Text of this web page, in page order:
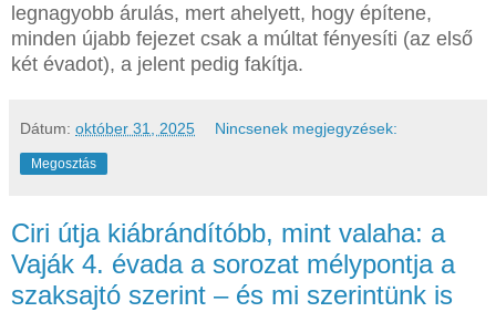
legnagyobb árulás, mert ahelyett, hogy építene,
minden újabb fejezet csak a múltat fényesíti (az első
két évadot), a jelent pedig fakítja.
Dátum: október 31, 2025 Nincsenek megjegyzések:
Megosztás
Ciri útja kiábrándítóbb, mint valaha: a
Vaják 4. évada a sorozat mélypontja a
szaksajtó szerint – és mi szerintünk is